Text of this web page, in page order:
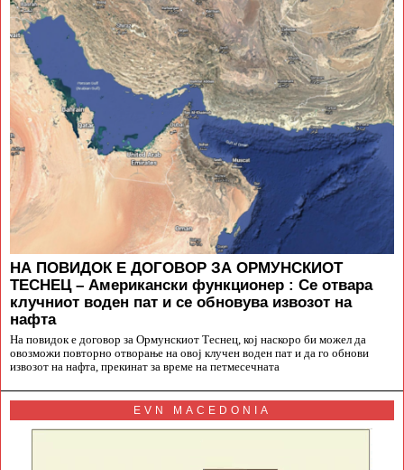
НА ПОВИДОК Е ДОГОВОР ЗА ОРМУНСКИОТ
ТЕСНЕЦ – Американски функционер : Се отвара
клучниот воден пат и се обновува извозот на
нафта
На повидок е договор за Ормунскиот Теснец, кој наскоро би можел да
овозможи повторно отворање на овој клучен воден пат и да го обнови
извозот на нафта, прекинат за време на петмесечната
EVN MACEDONIA